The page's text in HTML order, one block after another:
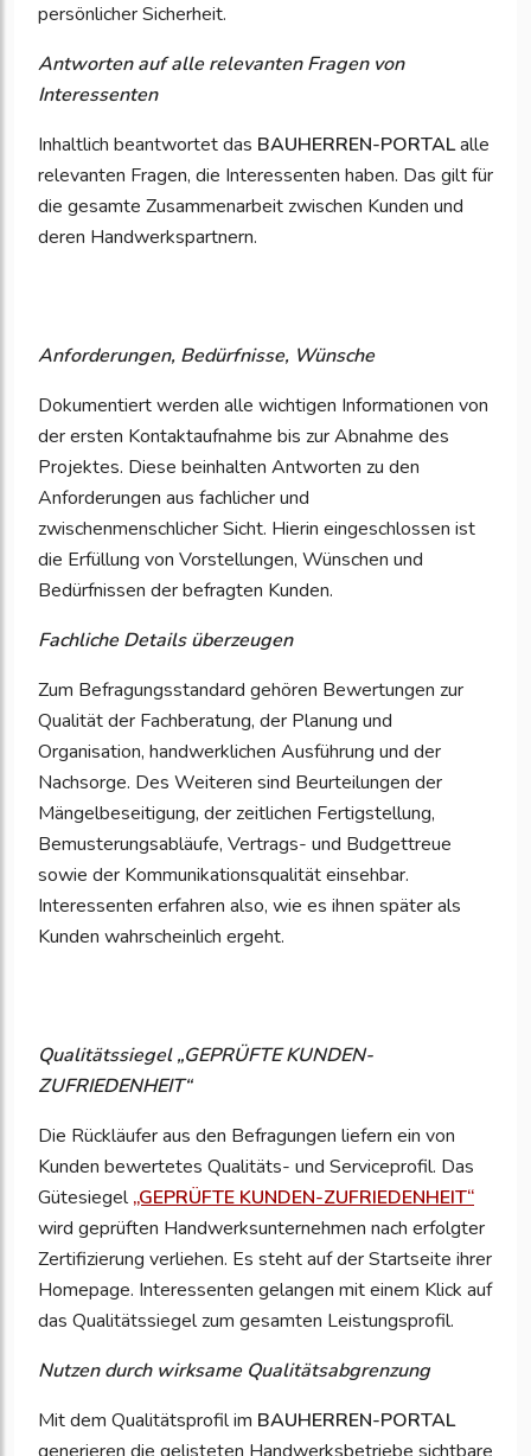
persönlicher Sicherheit.
Antworten auf alle relevanten Fragen von
Interessenten
Inhaltlich beantwortet das BAUHERREN-PORTALalle
relevanten Fragen, die Interessenten haben. Das gilt für
die gesamte Zusammenarbeit zwischen Kunden und
deren Handwerkspartnern.
Anforderungen, Bedürfnisse, Wünsche
Dokumentiert werden alle wichtigen Informationen von
der ersten Kontaktaufnahme bis zur Abnahme des
Projektes. Diese beinhalten Antworten zu den
Anforderungen aus fachlicher und
zwischenmenschlicher Sicht. Hierin eingeschlossen ist
die Erfüllung von Vorstellungen, Wünschen und
Bedürfnissen der befragten Kunden.
Fachliche Details überzeugen
Zum Befragungsstandard gehören Bewertungen zur
Qualität der Fachberatung, der Planung und
Organisation, handwerklichen Ausführung und der
Nachsorge. Des Weiteren sind Beurteilungen der
Mängelbeseitigung, der zeitlichen Fertigstellung,
Bemusterungsabläufe, Vertrags- und Budgettreue
sowie der Kommunikationsqualität einsehbar.
Interessenten erfahren also, wie es ihnen später als
Kunden wahrscheinlich ergeht.
Qualitätssiegel „GEPRÜFTE KUNDEN-
ZUFRIEDENHEIT“
Die Rückläufer aus den Befragungen liefern ein von
Kunden bewertetes Qualitäts- und Serviceprofil. Das
Gütesiegel„GEPRÜFTE KUNDEN-ZUFRIEDENHEIT“
wird geprüften Handwerksunternehmen nach erfolgter
Zertifizierung verliehen. Es steht auf der Startseite ihrer
Homepage. Interessenten gelangen mit einem Klick auf
das Qualitätssiegel zum gesamten Leistungsprofil.
Nutzen durch wirksame Qualitätsabgrenzung
Mit dem Qualitätsprofil im BAUHERREN-PORTAL